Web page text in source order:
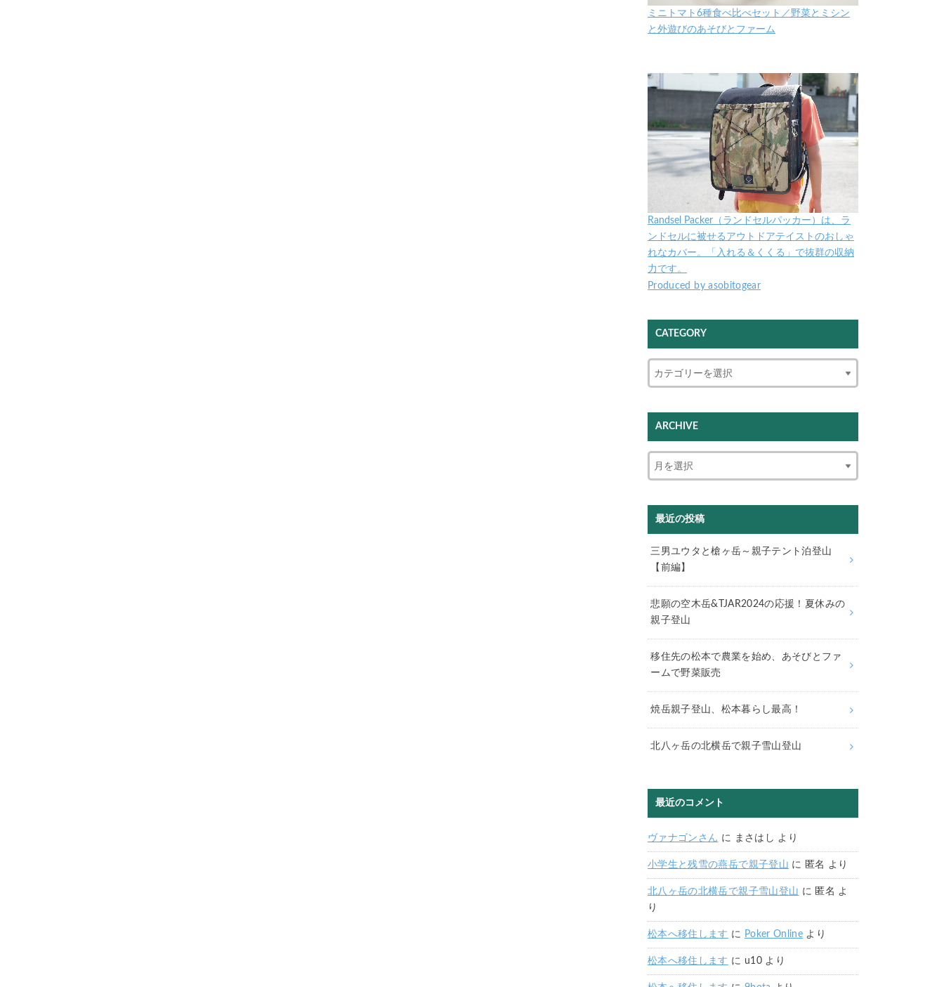
ミニトマト6種食べ比べセット／野菜とミシン
と外遊びのあそびとファーム
Randsel Packer（ランドセルパッカー）は、ラ
ンドセルに被せるアウトドアテイストのおしゃ
れなカバー。「入れる＆くくる」で抜群の収納
力です。
Produced by asobitogear
CATEGORY
ARCHIVE
最近の投稿
三男ユウタと槍ヶ岳～親子テント泊登山
【前編】
悲願の空木岳&TJAR2024の応援！夏休みの
親子登山
移住先の松本で農業を始め、あそびとファ
ームで野菜販売
焼岳親子登山、松本暮らし最高！
北八ヶ岳の北横岳で親子雪山登山
最近のコメント
ヴァナゴンさん に まさはし より
小学生と残雪の燕岳で親子登山 に 匿名 より
北八ヶ岳の北横岳で親子雪山登山 に 匿名 よ
り
松本へ移住します に Poker Online より
松本へ移住します に u10より